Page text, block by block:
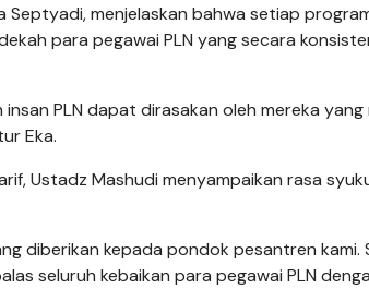
Septyadi, menjelaskan bahwa setiap
para pegawai PLN yang secara
PLN dapat dirasakan oleh mereka
Eka.
Ustadz Mashudi menyampaikan rasa
diberikan kepada pondok pesantren kami.
seluruh kebaikan para pegawai PLN